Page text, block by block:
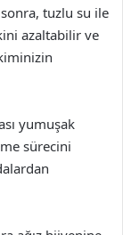
tuzlu su ile
azaltabilir ve
yumuşak
sürecini